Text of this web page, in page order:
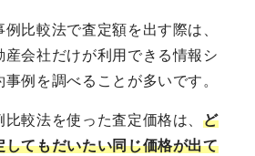
比較法で査定額を出す際は、
産会社だけが利用できる情報シ
例を調べることが多いです。
比較法を使った査定価格は、ど
してもだいたい同じ価格が出て